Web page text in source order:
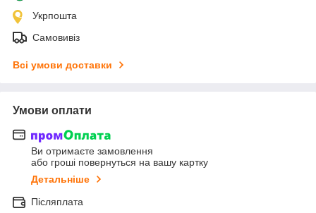
Укрпошта
Самовивіз
Всі умови доставки
Умови оплати
Ви отримаєте замовлення
або гроші повернуться на вашу картку
Детальніше
Післяплата